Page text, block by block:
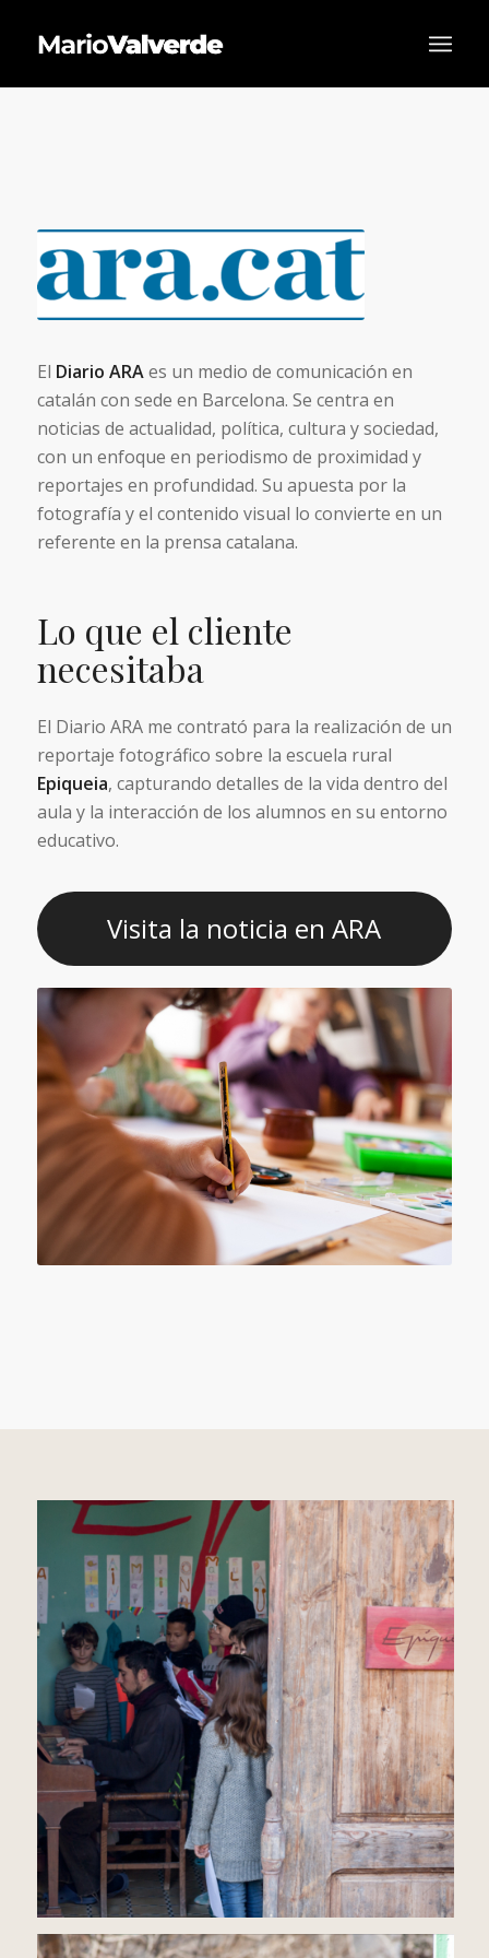
El Diario ARAes un medio de comunicación en
catalán con sede en Barcelona. Se centra en
noticias de actualidad, política, cultura y sociedad,
con un enfoque en periodismo de proximidad y
reportajes en profundidad. Su apuesta por la
fotografía y el contenido visual lo convierte en un
referente en la prensa catalana.
Lo que el cliente
necesitaba
El Diario ARA me contrató para la realización de un
reportaje fotográfico sobre la escuela rural
Epiqueia, capturando detalles de la vida dentro del
aula y la interacción de los alumnos en su entorno
educativo.
Visita la noticia en ARA